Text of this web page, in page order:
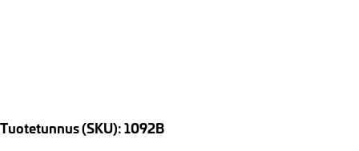
Tuotetunnus (SKU): 1092B